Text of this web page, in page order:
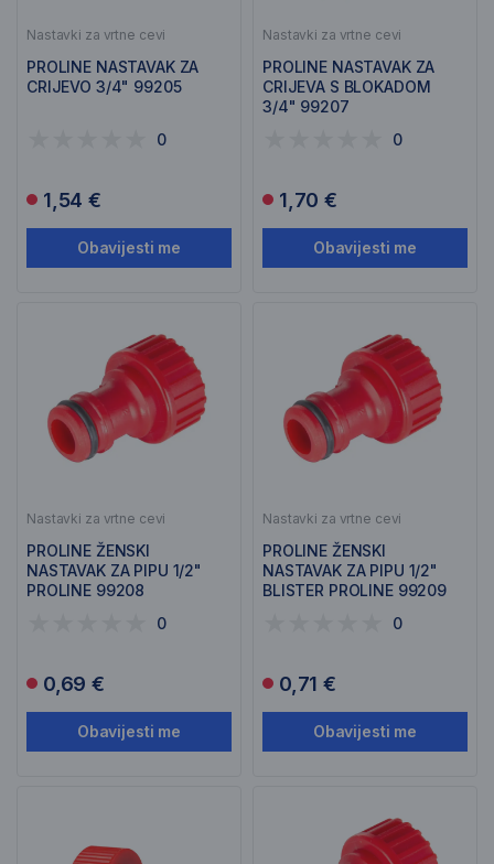
Nastavki za vrtne cevi
PROLINE NASTAVAK ZA
CRIJEVO 3/4" 99205
0
1,54 €
Obavijesti me
Nastavki za vrtne cevi
PROLINE NASTAVAK ZA
CRIJEVA S BLOKADOM
3/4" 99207
0
1,70 €
Obavijesti me
Nastavki za vrtne cevi
PROLINE ŽENSKI
NASTAVAK ZA PIPU 1/2"
PROLINE 99208
0
0,69 €
Obavijesti me
Nastavki za vrtne cevi
PROLINE ŽENSKI
NASTAVAK ZA PIPU 1/2"
BLISTER PROLINE 99209
0
0,71 €
Obavijesti me